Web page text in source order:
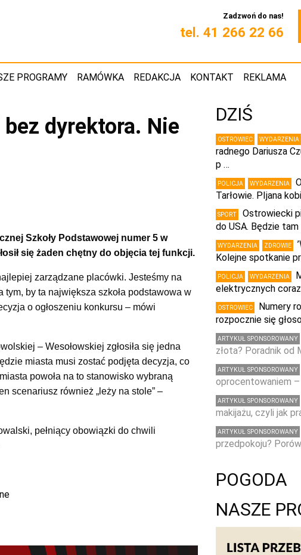
Zadzwoń do nas!
tel. 41 266 22 66
PROGRAMY RAMÓWKA REDAKCJA KONTAKT REKLAMA
dyrektora. Nie
Szkoły Podstawowej numer 5 w
się żaden chętny do objęcia tej funkcji.
zarządzane placówki. Jesteśmy na
by ta największa szkoła podstawowa w
o ogłoszeniu konkursu – mówi
– Wesołowskiej zgłosiła się jedna
miasta musi zostać podjęta decyzja, co
powoła na to stanowisko wybraną
scenariusz również „leży na stole” –
pełniący obowiązki do chwili
DZIŚ
OSTROWIEC WYDARZENIA
radnego Dariusza
p …
POLICJA WYDARZENIA
Tarłowie. PIjana
SPORT
Ostrowiecki
do USA. Będzie
WYDARZENIA ZDROWIE
Kolejne spotkanie
POLICJA WYDARZENIA
elektrycznych
OSTROWIEC
Numery
rozpocznie się
ARTYKUŁ SPONSOROWANY
złota? Poradnik od
ARTYKUŁ SPONSOROWANY
oprocentowaniem
ARTYKUŁ SPONSOROWANY
makijażu, czyli jak
ARTYKUŁ SPONSOROWANY
przedpokoju?
POGODA
NASZE